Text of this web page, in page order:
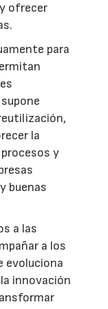
ofrecer
para
la
y
buenas
a las
a los
evoluciona
innovación